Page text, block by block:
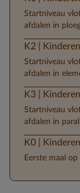
Startniveau
afdalen in
K2 | Kinderen
Startniveau
afdalen in
K3 | Kinderen
Startniveau
afdalen in
K0 | Kinderen
Eerste maal